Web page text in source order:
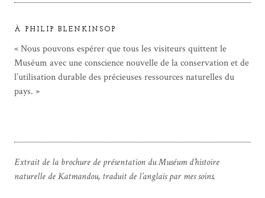
À PHILIP BLENKINSOP
« Nous pouvons espérer que tous les visiteurs quittent le
Muséum avec une conscience nouvelle de la conservation et de
l’utilisation durable des précieuses ressources naturelles du
pays. »
Extrait de la brochure de présentation du Muséum d’histoire
naturelle de Katmandou, traduit de l’anglais par mes soins.